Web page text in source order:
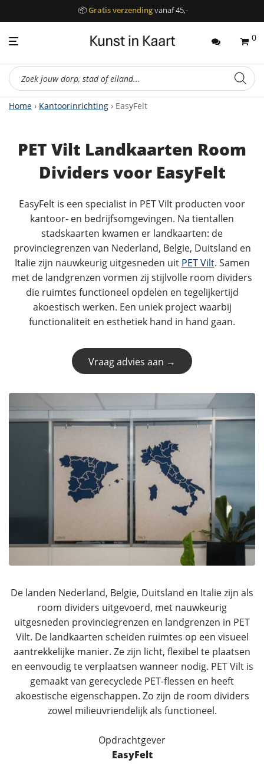
📦Gratis verzendingvanaf 45,-
0
Producten
zoeken
Home › Kantoorinrichting › EasyFelt
PET Vilt Landkaarten Room
Dividers voor EasyFelt
EasyFelt is een specialist in PET Vilt producten voor
kantoor- en bedrijfsomgevingen. Na tientallen
stadskaarten kwamen er landkaarten: de
provinciegrenzen van Nederland, Belgie, Duitsland en
Italie zijn nauwkeurig uitgesneden uit PET Vilt. Samen
met de landgrenzen vormen zij stijlvolle room dividers
die ruimtes functioneel opdelen en tegelijkertijd
akoestisch werken. Een uniek project waarbij
functionaliteit en esthetiek hand in hand gaan.
Vraag advies aan →
De landen Nederland, Belgie, Duitsland en Italie zijn als
room dividers uitgevoerd, met nauwkeurig
uitgesneden provinciegrenzen en landgrenzen in PET
Vilt. De landkaarten scheiden ruimtes op een visueel
aantrekkelijke manier. Ze zijn licht, flexibel te plaatsen
en eenvoudig te verplaatsen wanneer nodig. PET Vilt is
gemaakt van gerecyclede PET-flessen en heeft
akoestische eigenschappen. Zo zijn de room dividers
zowel milieuvriendelijk als functioneel.
Opdrachtgever
EasyFelt